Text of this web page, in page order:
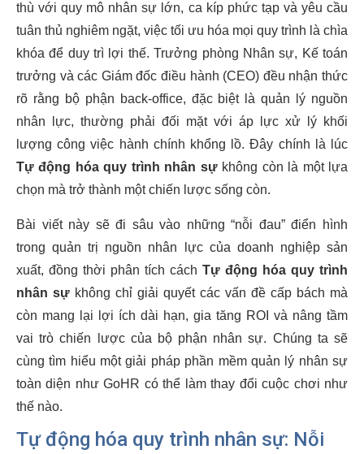
thù với quy mô nhân sự lớn, ca kíp phức tạp và yêu cầu
tuân thủ nghiêm ngặt, việc tối ưu hóa mọi quy trình là chìa
khóa để duy trì lợi thế. Trưởng phòng Nhân sự, Kế toán
trưởng và các Giám đốc điều hành (CEO) đều nhận thức
rõ rằng bộ phận back-office, đặc biệt là quản lý nguồn
nhân lực, thường phải đối mặt với áp lực xử lý khối
lượng công việc hành chính khổng lồ. Đây chính là lúc
Tự động hóa quy trình nhân sựkhông còn là một lựa
chọn mà trở thành một chiến lược sống còn.
Bài viết này sẽ đi sâu vào những “nỗi đau” điển hình
trong quản trị nguồn nhân lực của doanh nghiệp sản
xuất, đồng thời phân tích cách Tự động hóa quy trình
nhân sự không chỉ giải quyết các vấn đề cấp bách mà
còn mang lại lợi ích dài hạn, gia tăng ROI và nâng tầm
vai trò chiến lược của bộ phận nhân sự. Chúng ta sẽ
cùng tìm hiểu một giải pháp phần mềm quản lý nhân sự
toàn diện như GoHR có thể làm thay đổi cuộc chơi như
thế nào.
Tự động hóa quy trình nhân sự: Nỗi